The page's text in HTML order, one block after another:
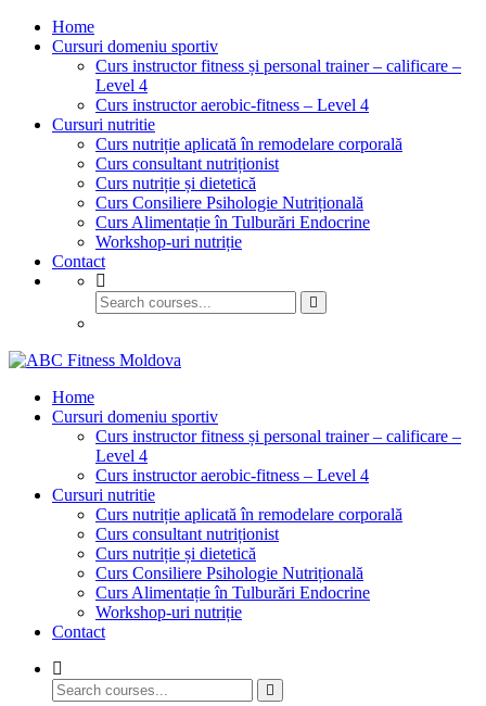
Home
Cursuri domeniu sportiv
Curs instructor fitness și personal trainer – calificare –
Level 4
Curs instructor aerobic-fitness – Level 4
Cursuri nutritie
Curs nutriție aplicată în remodelare corporală
Curs consultant nutriționist
Curs nutriție și dietetică
Curs Consiliere Psihologie Nutrițională
Curs Alimentație în Tulburări Endocrine
Workshop-uri nutriție
Contact
Home
Cursuri domeniu sportiv
Curs instructor fitness și personal trainer – calificare –
Level 4
Curs instructor aerobic-fitness – Level 4
Cursuri nutritie
Curs nutriție aplicată în remodelare corporală
Curs consultant nutriționist
Curs nutriție și dietetică
Curs Consiliere Psihologie Nutrițională
Curs Alimentație în Tulburări Endocrine
Workshop-uri nutriție
Contact